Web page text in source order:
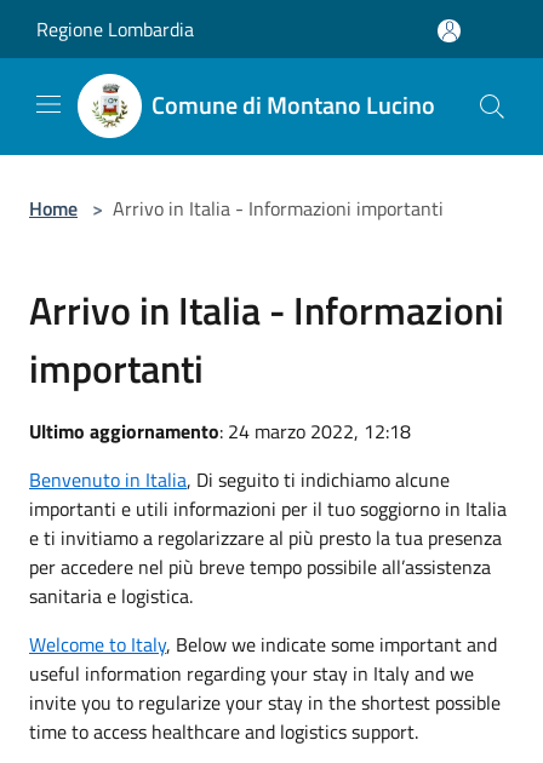
Regione Lombardia
Comune di Montano Lucino
Home > Arrivo in Italia - Informazioni importanti
Arrivo in Italia - Informazioni
importanti
Ultimo aggiornamento: 24 marzo 2022, 12:18
Benvenuto in Italia, Di seguito ti indichiamo alcune
importanti e utili informazioni per il tuo soggiorno in Italia
e ti invitiamo a regolarizzare al più presto la tua presenza
per accedere nel più breve tempo possibile all’assistenza
sanitaria e logistica.
Welcome to Italy, Below we indicate some important and
useful information regarding your stay in Italy and we
invite you to regularize your stay in the shortest possible
time to access healthcare and logistics support.